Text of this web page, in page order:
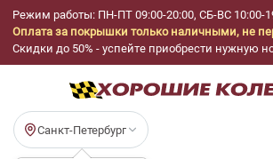
Режим работы: ПН-ПТ 09:00-20:00, СБ-ВС 10:00-
Оплата за покрышки только наличными, не
Скидки до 50% - успейте приобрести нужную
Санкт-Петербург